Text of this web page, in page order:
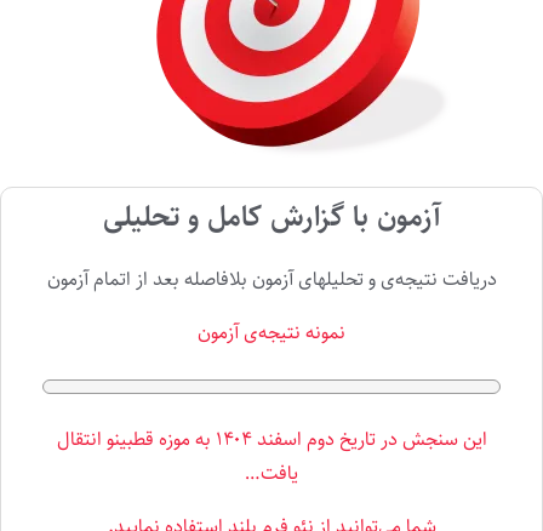
آزمون با گزارش کامل و تحلیلی
دریافت نتیجه‌ی و تحلیلهای آزمون بلافاصله بعد از اتمام آزمون
نمونه نتیجه‌ی آزمون
این سنجش در تاریخ دوم اسفند ۱۴۰۴ به موزه قطبینو انتقال
یافت…